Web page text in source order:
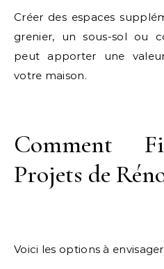
Créer des espaces
grenier, un sous-sol ou
peut apporter une
votre maison.
Comment
Projets de
Voici les options à envisager